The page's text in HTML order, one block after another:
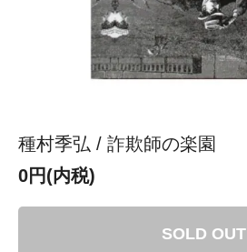
種村季弘 / 詐欺師の楽園
0円(内税)
SOLD OUT